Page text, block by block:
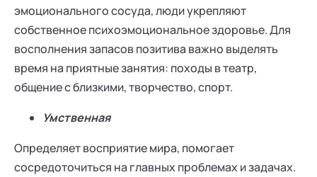
эмоционального сосуда, люди укрепляют
собственное психоэмоциональное здоровье. Для
восполнения запасов позитива важно выделять
время на приятные занятия: походы в театр,
общение с близкими, творчество, спорт.
Умственная
Определяет восприятие мира, помогает
сосредоточиться на главных проблемах и задачах.